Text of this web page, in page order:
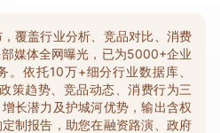
覆盖行业分析、竞品对比、消费
媒体全网曝光，已为5000+企业
。依托10万+细分行业数据库、
策趋势、竞品动态、消费行为三
长潜力及护城河优势，输出含权
制报告，助您在融资路演、政府